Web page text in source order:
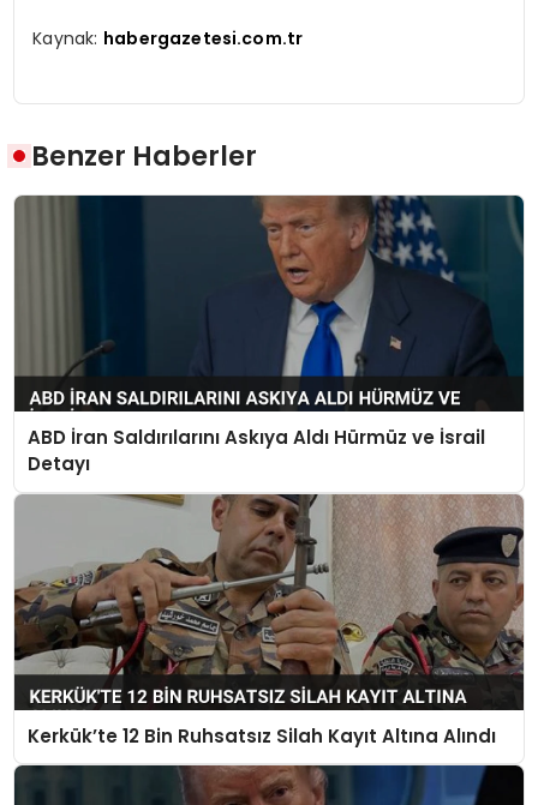
Kaynak: habergazetesi.com.tr
Benzer Haberler
ABD İran Saldırılarını Askıya Aldı Hürmüz ve İsrail
Detayı
Kerkük’te 12 Bin Ruhsatsız Silah Kayıt Altına Alındı